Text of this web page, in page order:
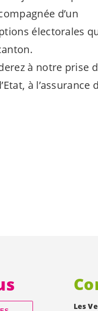
d’un
électorales
à notre prise
à l’assurance
Les